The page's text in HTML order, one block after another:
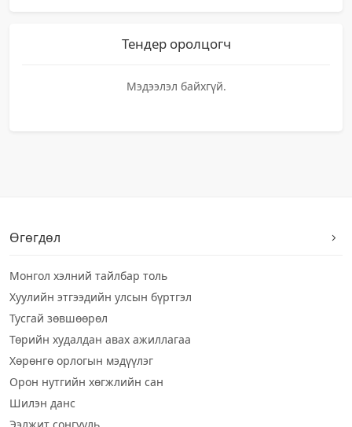
Тендер оролцогч
Мэдээлэл байхгүй.
Өгөгдөл
Монгол хэлний тайлбар толь
Хуулийн этгээдийн улсын бүртгэл
Тусгай зөвшөөрөл
Төрийн худалдан авах ажиллагаа
Хөрөнгө орлогын мэдүүлэг
Орон нутгийн хөгжлийн сан
Шилэн данс